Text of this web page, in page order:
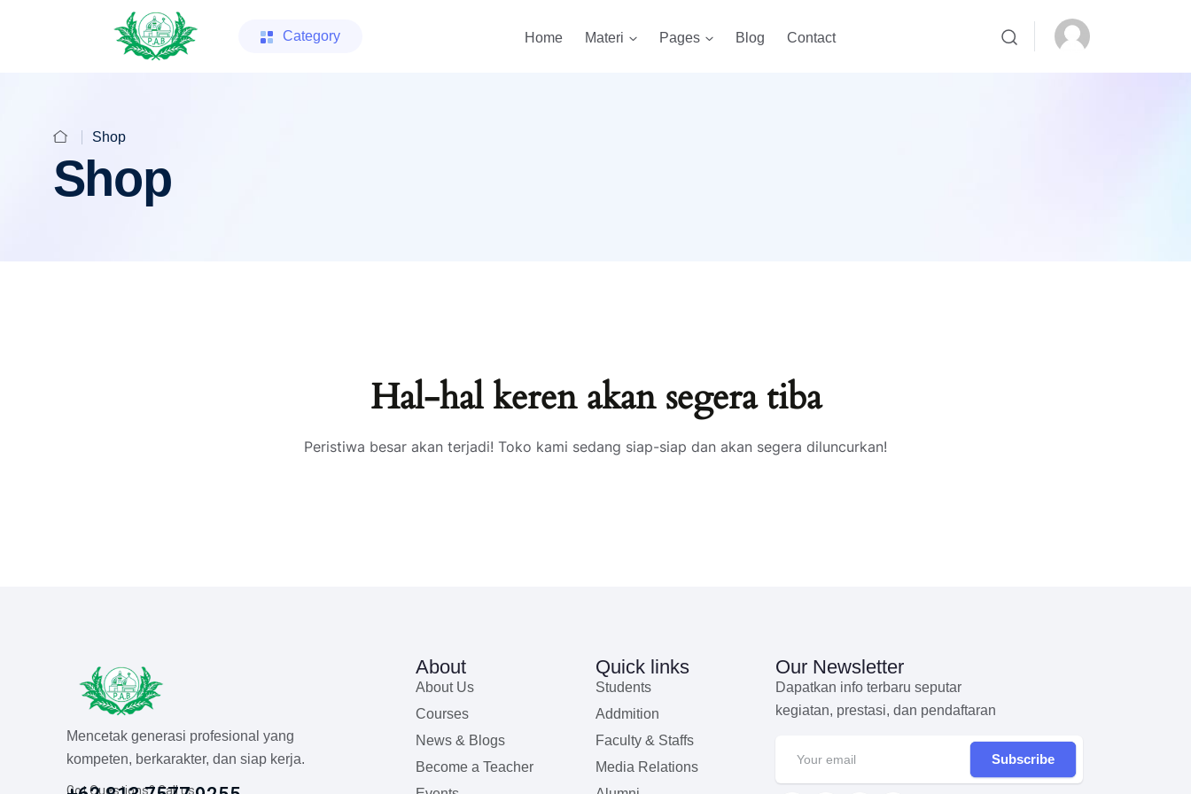
Category Home Materi Pages Blog Contact
Shop
Shop
Hal-hal keren akan segera tiba
Peristiwa besar akan terjadi! Toko kami sedang siap-siap dan akan segera diluncurkan!
Mencetak generasi profesional yang
kompeten, berkarakter, dan siap kerja.
Got Questions? Call us
About
About Us
Courses
News & Blogs
Become a Teacher
Quick links
Students
Addmition
Faculty & Staffs
Media Relations
Our Newsletter
Dapatkan info terbaru seputar
kegiatan, prestasi, dan pendaftaran
Subscribe